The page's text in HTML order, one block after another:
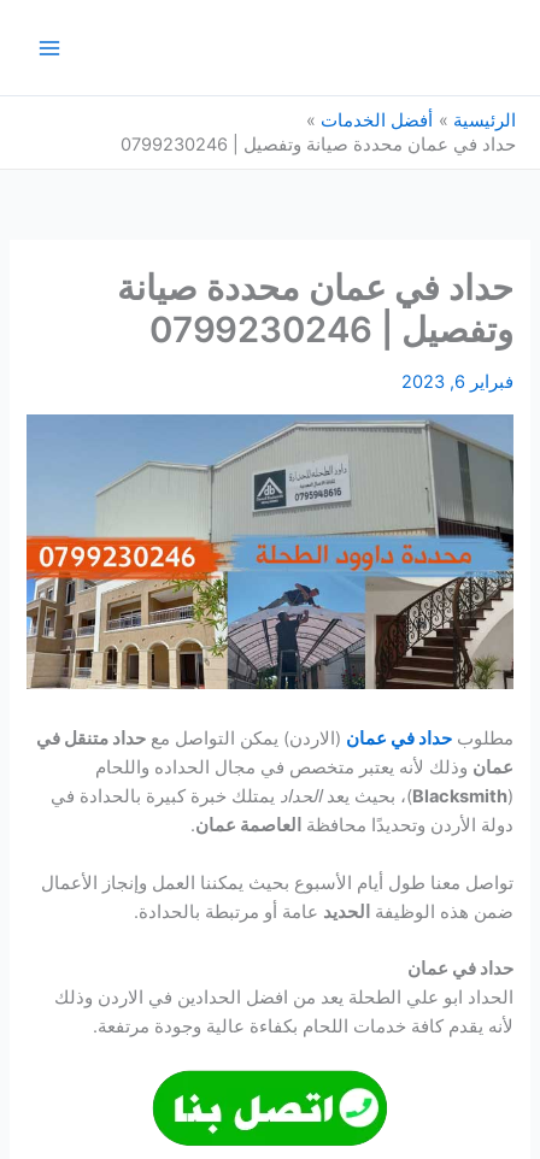
الرئيسية
أفضل الخدمات
حداد في عمان محددة صيانة وتفصيل | 0799230246
حداد في عمان محددة صيانة
وتفصيل | 0799230246
فبراير 6, 2023
مطلوبحداد في عمان (الاردن) يمكن التواصل معحداد متنقل في
عمان وذلك لأنه يعتبر متخصص في مجال الحداده واللحام
(
Blacksmith)، بحيث يعدالحداد يمتلك خبرة كبيرة بالحدادة في
دولة الأردن وتحديدًا محافظة العاصمة عمان.
تواصل معنا طول أيام الأسبوع بحيث يمكننا العمل وإنجاز الأعمال
ضمن هذه الوظيفة الحديد عامة أو مرتبطة بالحدادة.
حداد في عمان
الحداد ابو علي الطحلة يعد من افضل الحدادين في الاردن وذلك
لأنه يقدم كافة خدمات اللحام بكفاءة عالية وجودة مرتفعة.